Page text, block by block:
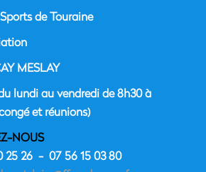
de Touraine
MESLAY
lundi au vendredi de 8h30 à
et réunions)
NOUS
25 26 - 07 56 15 03 80